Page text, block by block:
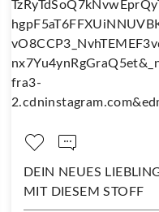
DEIN NEUES
MIT DIESEM STOFF